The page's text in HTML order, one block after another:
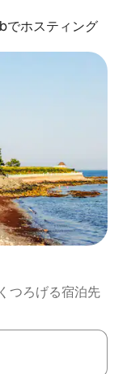
でホスティング
つろげる宿泊先
を使って移動するか